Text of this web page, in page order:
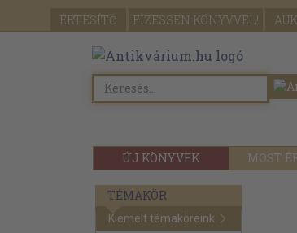
ÉRTESÍTŐ FIZESSEN KÖNYVVEL!
ÚJ KÖNYVEK MOST
TÉMAKÖR
Kiemelt témaköreink